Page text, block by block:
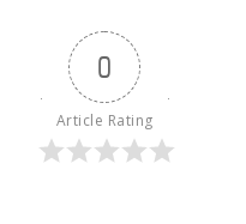
0
Article Rating